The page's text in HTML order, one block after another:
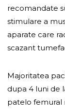
recomandate
stimulare a
aparate care
scazant
Majoritatea
dupa 4 luni de
patelo femural